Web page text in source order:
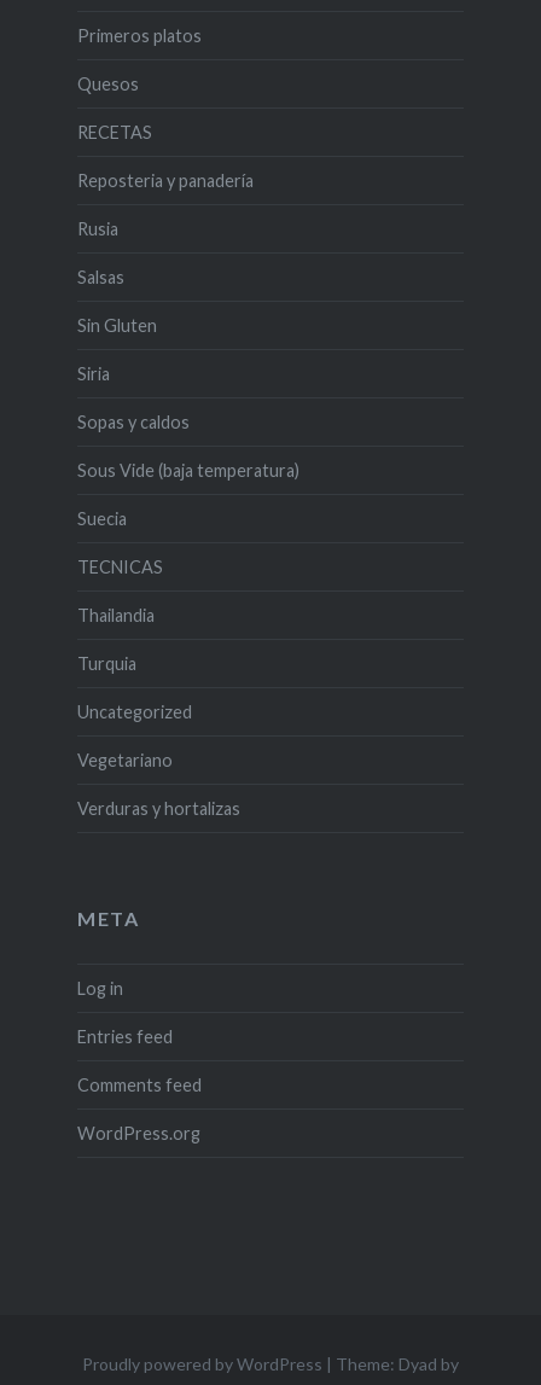
Primeros platos
Quesos
RECETAS
Reposteria y panadería
Rusia
Salsas
Sin Gluten
Siria
Sopas y caldos
Sous Vide (baja temperatura)
Suecia
TECNICAS
Thailandia
Turquia
Uncategorized
Vegetariano
Verduras y hortalizas
META
Log in
Entries feed
Comments feed
WordPress.org
Proudly powered by WordPress | Theme: Dyad by